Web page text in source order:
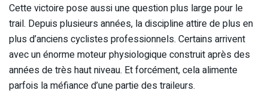
Cette victoire pose aussi une question plus large pour le
trail. Depuis plusieurs années, la discipline attire de plus en
plus d’anciens cyclistes professionnels. Certains arrivent
avec un énorme moteur physiologique construit après des
années de très haut niveau. Et forcément, cela alimente
parfois la méfiance d’une partie des traileurs.